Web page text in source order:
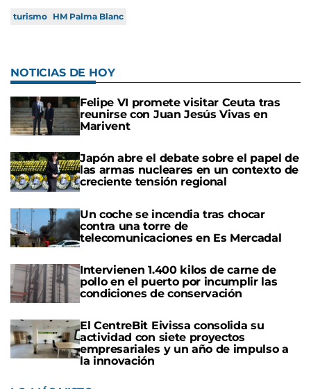
turismo HM Palma Blanc
NOTICIAS DE HOY
Felipe VI promete visitar Ceuta tras
reunirse con Juan Jesús Vivas en
Marivent
Japón abre el debate sobre el papel de
las armas nucleares en un contexto de
creciente tensión regional
Un coche se incendia tras chocar
contra una torre de
telecomunicaciones en Es Mercadal
Intervienen 1.400 kilos de carne de
pollo en el puerto por incumplir las
condiciones de conservación
El CentreBit Eivissa consolida su
actividad con siete proyectos
empresariales y un año de impulso a
la innovación